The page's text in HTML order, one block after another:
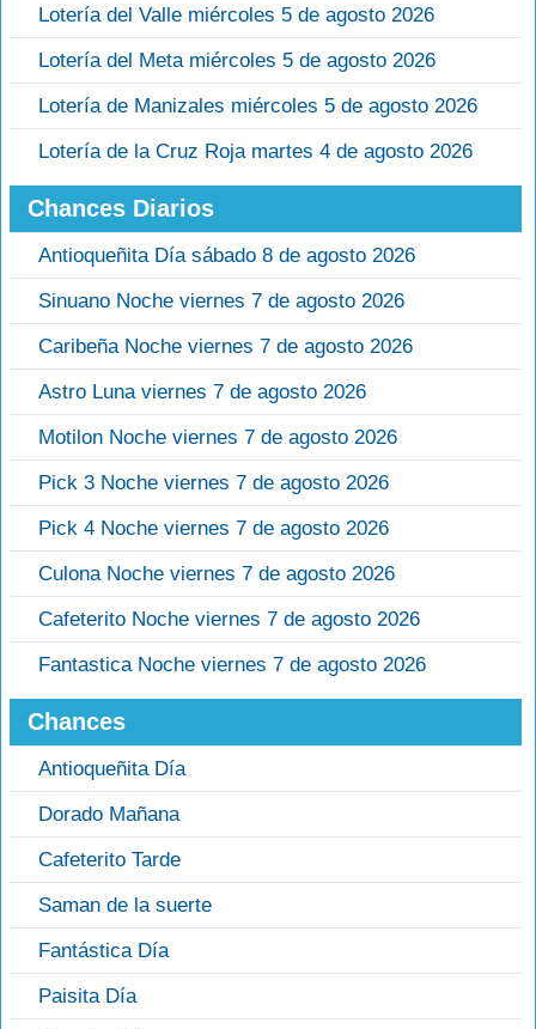
Lotería del Valle miércoles 5 de agosto 2026
Lotería del Meta miércoles 5 de agosto 2026
Lotería de Manizales miércoles 5 de agosto 2026
Lotería de la Cruz Roja martes 4 de agosto 2026
Chances Diarios
Antioqueñita Día sábado 8 de agosto 2026
Sinuano Noche viernes 7 de agosto 2026
Caribeña Noche viernes 7 de agosto 2026
Astro Luna viernes 7 de agosto 2026
Motilon Noche viernes 7 de agosto 2026
Pick 3 Noche viernes 7 de agosto 2026
Pick 4 Noche viernes 7 de agosto 2026
Culona Noche viernes 7 de agosto 2026
Cafeterito Noche viernes 7 de agosto 2026
Fantastica Noche viernes 7 de agosto 2026
Chances
Antioqueñita Día
Dorado Mañana
Cafeterito Tarde
Saman de la suerte
Fantástica Día
Paisita Día